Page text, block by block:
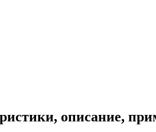
описание,